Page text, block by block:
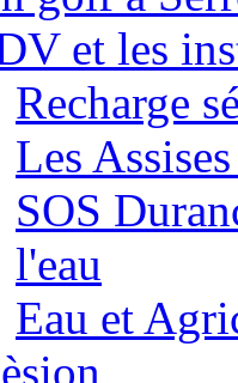
et les
Recharge
Les
SOS
l'eau
Eau et